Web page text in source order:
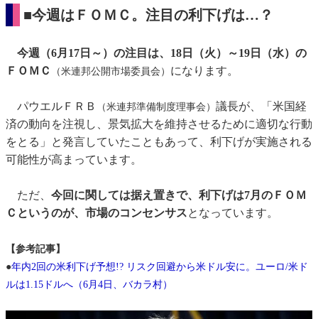
■今週はＦＯＭＣ。注目の利下げは…？
今週（6月17日～）の注目は、18日（火）～19日（水）の
ＦＯＭＣ
（米連邦公開市場委員会） になります。
パウエルＦＲＢ （米連邦準備制度理事会） 議長が、「米国経
済の動向を注視し、景気拡大を維持させるために適切な行動
をとる」と発言していたこともあって、利下げが実施される
可能性が高まっています。
ただ、 今回に関しては据え置きで、利下げは7月のＦＯＭ
Ｃというのが、市場のコンセンサスとなっています。
【参考記事】
●年内2回の米利下げ予想!? リスク回避から米ドル安に。ユーロ/米ド
ルは1.15ドルへ（6月4日、バカラ村）